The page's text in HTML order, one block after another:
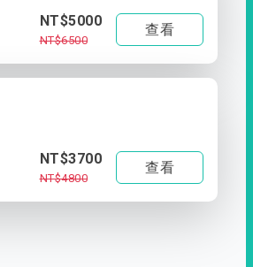
NT$5000
NT$6500
查看
NT$3700
NT$4800
查看